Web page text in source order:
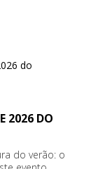
2026 DO
do verão: o